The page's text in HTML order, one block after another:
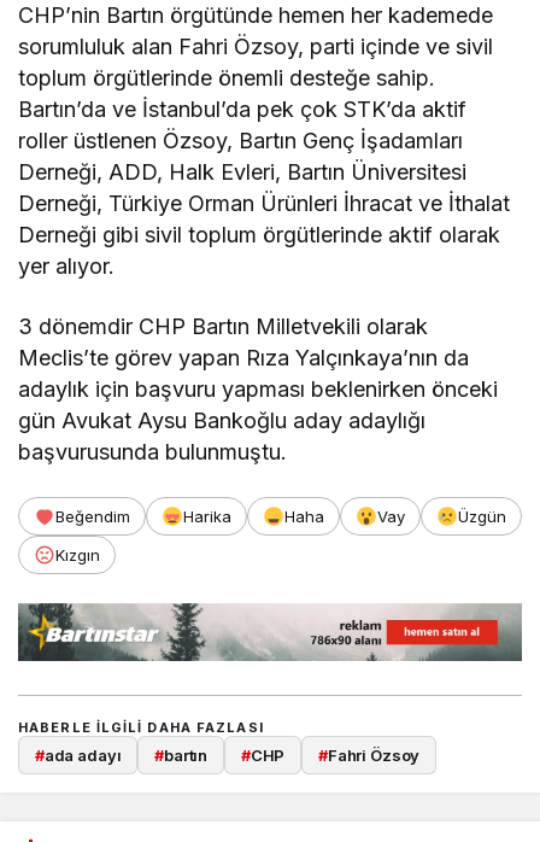
CHP’nin Bartın örgütünde hemen her kademede
sorumluluk alan Fahri Özsoy, parti içinde ve sivil
toplum örgütlerinde önemli desteğe sahip.
Bartın’da ve İstanbul’da pek çok STK’da aktif
roller üstlenen Özsoy, Bartın Genç İşadamları
Derneği, ADD, Halk Evleri, Bartın Üniversitesi
Derneği, Türkiye Orman Ürünleri İhracat ve İthalat
Derneği gibi sivil toplum örgütlerinde aktif olarak
yer alıyor.
3 dönemdir CHP Bartın Milletvekili olarak
Meclis’te görev yapan Rıza Yalçınkaya’nın da
adaylık için başvuru yapması beklenirken önceki
gün Avukat Aysu Bankoğlu aday adaylığı
başvurusunda bulunmuştu.
Beğendim Harika Haha Vay
Üzgün
Kızgın
HABERLE ILGILI DAHA FAZLASI
#ada adayı #bartın #CHP #Fahri Özsoy